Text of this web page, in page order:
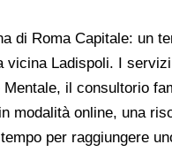
di Roma Capitale: un
vicina Ladispoli. I
il consultorio
modalità online, una
per raggiungere